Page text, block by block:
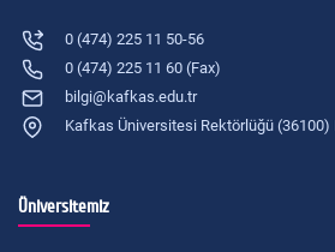
0 (474) 225 11 50-56
0 (474) 225 11 60 (Fax)
bilgi@kafkas.edu.tr
Kafkas Üniversitesi Rektörlüğü (36100)
Üniversitemiz